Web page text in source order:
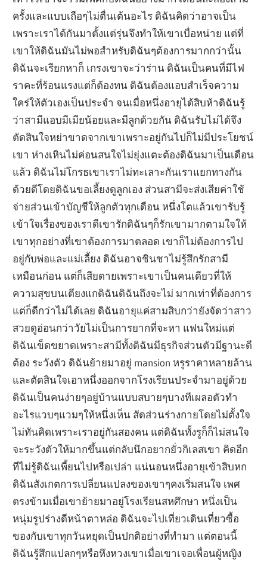
ครั้งและแบบเถือๆไม่ตื่นเต้นอะไร ดิฉันคิดว่าอาจเป็น
เพราะเราได้กันมาตั้งแต่รุ่นจึงทำให้เขาเบื่อหน่าย แต่ที่
เขาให้ดิฉันมันไม่พอสำหรับดิฉันๆต้องการมากกว่านั้น
ดิฉันจะเรียกหาก็ เกรงเขาจะว่าร่าน ดิฉันเป็นคนที่มีไฟ
ราคะที่ร้อนแรงแต่ก็ต้องทน ดิฉันต้องแอบสำเร็จความ
ใคร่ให้ตัวเองเป็นประจำ จนเมื่อหนึ่งอายุได้สิบห้าดิฉันรู้
ว่าสามีแอบมีเมียน้อยและมีลูกด้วยกัน ดิฉันรับไม่ได้จึง
ตัดสินใจหย่าขาดจากเขาเพราะอยู่กันไปก็ไม่มีประโยชน์
เขา ห่างเหินไม่ค่อนสนใจไม่ยุ่งแตะต้องดิฉันมาเป็นเดือน
แล้ว ดิฉันไม่โกรธเขาเราไม่ทะเลาะกันเราแยกทางกัน
ด้วยดีโดยดิฉันขอเลี้ยงดูลูกเอง ส่วนสามีจะส่งเสียค่าใช้
จ่ายส่วนเข้าบัญชีให้ลูกตัวทุกเดือน หนึ่งโตแล้วเขารับรู้
เข้าใจเรื่องของเราดีเขารักดิฉันๆก็รักเขามากตามใจให้
เขาทุกอย่างที่เขาต้องการมาตลอด เขาก็ไม่ต้องการไป
อยู่กับพ่อและแม่เลี้ยง ดิฉันอาจชินชาไม่รู้สึกรักสามี
เหมือนก่อน แต่ก็เสียดายเพราะเขาเป็นคนเดียวที่ให้
ความสุขบนเตียงแกดิฉันดิฉันถึงจะไม่ มากเท่าที่ต้องการ
แต่ก็ดีกว่าไม่ได้เลย ดิฉันอายุแค่สามสิบกว่ายังจัดว่าสาว
สวยดูอ่อนกว่าวัยไม่เป็นการยากที่จะหา แฟนใหม่แต่
ดิฉันเข็ดขยาดเพราะสามีทั้งดิฉันมีธุรกิจส่วนตัวมีฐานะดี
ต้อง ระวังตัว ดิฉันย้ายมาอยู่ mansion หรูราคาหลายล้าน
และตัดสินใจเอาหนึ่งออกจากโรงเรียนประจำมาอยู่ด้วย
ดิฉันเป็นคนง่ายๆอยู่บ้านแบบสบายๆบางทีเผลอตัวทำ
อะไรแวบๆแวมๆให้หนึ่งเห็น สัดส่วนร่างกายโดยไม่ตั้งใจ
ไม่ทันคิดเพราะเราอยู่กันสองคน แต่ดิฉันทั้งรูก็ก็ไม่สนใจ
จะระวังตัวให้มากขึ้นแต่กลับนึกอยากยั่วกิเลสเขา คิดอีก
ทีไม่รู้ดิฉันเพี้ยนไปหรือเปล่า แน่นอนหนึ่งอายุเข้าสิบหก
ดิฉันสังเกตการเปลี่ยนแปลงของเขาๆคงเริ่มสนใจ เพศ
ตรงข้ามเมื่อเขาย้ายมาอยู่โรงเรียนสหศึกษา หนึ่งเป็น
หนุ่มรูปร่างดีหน้าตาหล่อ ดิฉันจะไปเที่ยวเดินเที่ยวซื้อ
ของกับเขาทุกวันหยุดเป็นปกติอย่างที่ทำมา แต่ตอนนี้
ดิฉันรู้สึกแปลกๆหรือหึงหวงเขาเมื่อเขาเจอเพื่อนผู้หญิง